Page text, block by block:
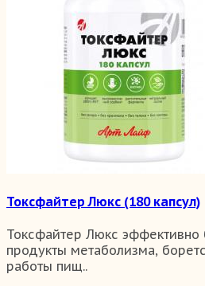
Токсфайтер Люкс (180 капсул)
Токсфайтер Люкс эффективно
продукты метаболизма,
работы пищ..